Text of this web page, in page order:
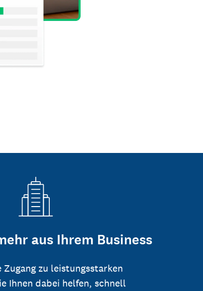
aus Ihrem Business
Zugang zu leistungsstarken
Ihnen dabei helfen, schnell